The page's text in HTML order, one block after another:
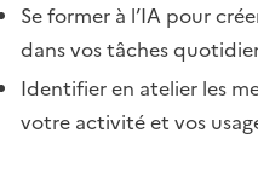
Se former à l’IA pour
dans vos tâches
Identifier en atelier les
votre activité et vos